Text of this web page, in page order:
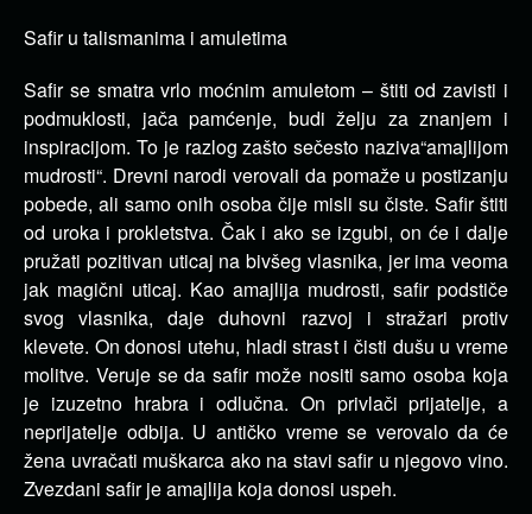
Safir u talismanima i amuletima
Safir se smatra vrlo moćnim amuletom – štiti od zavisti i
podmuklosti, jača pamćenje, budi želju za znanjem i
inspiracijom. To je razlog zašto sečesto naziva“amajlijom
mudrosti“. Drevni narodi verovali da pomaže u postizanju
pobede, ali samo onih osoba čije misli su čiste. Safir štiti
od uroka i prokletstva. Čak i ako se izgubi, on će i dalje
pružati pozitivan uticaj na bivšeg vlasnika, jer ima veoma
jak magični uticaj. Kao amajlija mudrosti, safir podstiče
svog vlasnika, daje duhovni razvoj i stražari protiv
klevete. On donosi utehu, hladi strast i čisti dušu u vreme
molitve. Veruje se da safir može nositi samo osoba koja
je izuzetno hrabra i odlučna. On privlači prijatelje, a
neprijatelje odbija. U antičko vreme se verovalo da će
žena uvračati muškarca ako na stavi safir u njegovo vino.
Zvezdani safir je amajlija koja donosi uspeh.